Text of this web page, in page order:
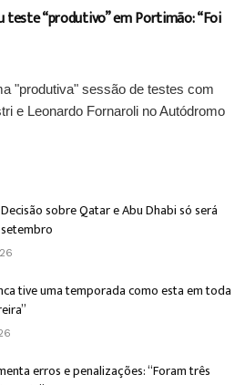
teste “produtivo” em Portimão: “Foi
"produtiva" sessão de testes com
e Leonardo Fornaroli no Autódromo
sobre Qatar e Abu Dhabi só será
tive uma temporada como esta em toda
erros e penalizações: “Foram três